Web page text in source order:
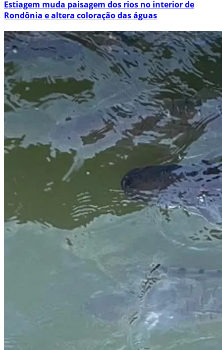
Estiagem muda paisagem dos rios no interior de
Rondônia e altera coloração das águas